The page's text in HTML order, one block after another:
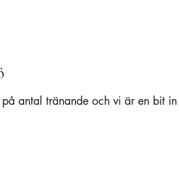
antal tränande och vi är en bit